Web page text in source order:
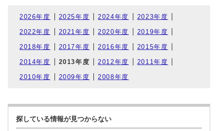
2026年度 2025年度 2024年度 2023年度
2022年度 2021年度 2020年度 2019年度
2018年度 2017年度 2016年度 2015年度
2014年度 2013年度 2012年度 2011年度
2010年度 2009年度 2008年度
探している情報が見つからない